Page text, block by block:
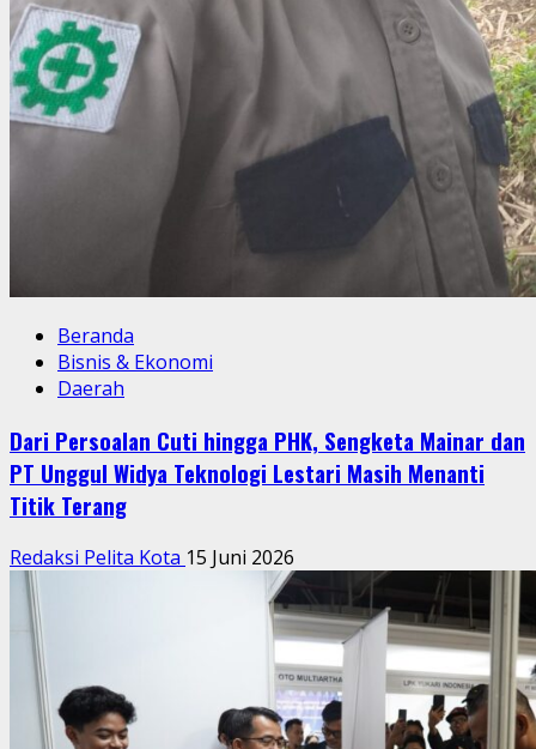
Beranda
Bisnis & Ekonomi
Daerah
Dari Persoalan Cuti hingga PHK, Sengketa Mainar dan
PT Unggul Widya Teknologi Lestari Masih Menanti
Titik Terang
Redaksi Pelita Kota 15 Juni 2026